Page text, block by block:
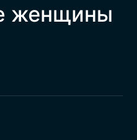
женщины